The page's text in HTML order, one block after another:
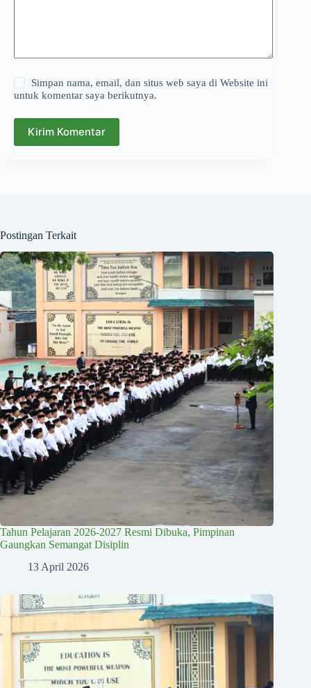
Simpan nama, email, dan situs web saya di Website ini
untuk komentar saya berikutnya.
Kirim Komentar
Postingan Terkait
Tahun Pelajaran 2026-2027 Resmi Dibuka, Pimpinan
Gaungkan Semangat Disiplin
13 April 2026